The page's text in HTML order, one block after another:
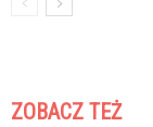
ZOBACZ TEŻ